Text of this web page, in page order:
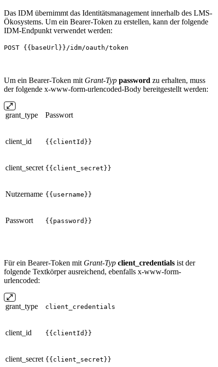
Das IDM übernimmt das Identitätsmanagement innerhalb des LMS-
Ökosystems. Um ein Bearer-Token zu erstellen, kann der folgende
IDM-Endpunkt verwendet werden:
POST {{baseUrl}}/idm/oauth/token
Um ein Bearer-Token mit Grant-Typ password zu erhalten, muss
der folgende x-www-form-urlencoded-Body bereitgestellt werden:
grant_type Passwort
client_id {{clientId}}
client_secret {{client_secret}}
Nutzername {{username}}
Passwort {{password}}
Für ein Bearer-Token mit Grant-Typ client_credentials ist der
folgende Textkörper ausreichend, ebenfalls x-www-form-
urlencoded:
grant_type client_credentials
client_id {{clientId}}
client_secret {{client_secret}}